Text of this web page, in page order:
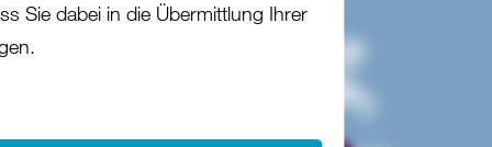
Sie dabei in die Übermittlung Ihrer